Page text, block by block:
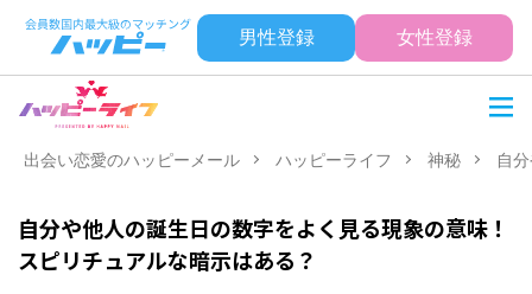
男性登録 女性登録
出会い恋愛のハッピーメール ハッピーライフ 神秘 自
自分や他人の誕生日の数字をよく見る現象の意味！
スピリチュアルな暗示はある？